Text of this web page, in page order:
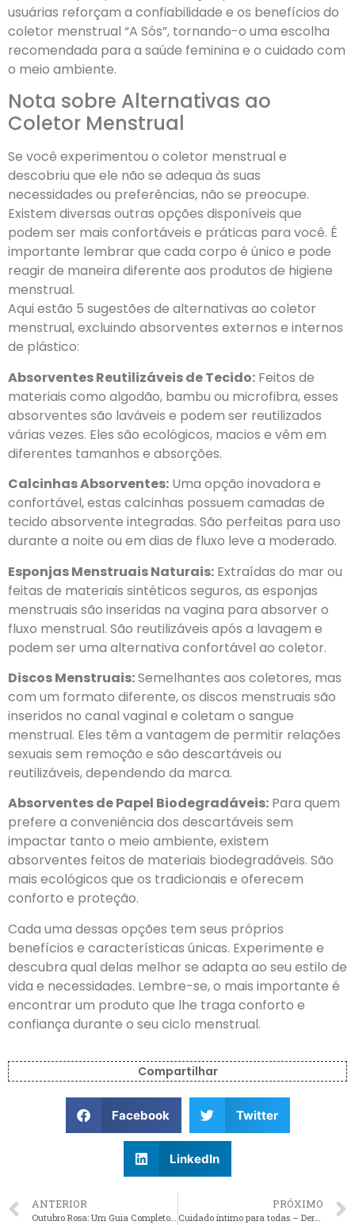
usuárias reforçam a confiabilidade e os benefícios do
coletor menstrual “A Sós”, tornando-o uma escolha
recomendada para a saúde feminina e o cuidado com
o meio ambiente.
Nota sobre Alternativas ao
Coletor Menstrual
Se você experimentou o coletor menstrual e
descobriu que ele não se adequa às suas
necessidades ou preferências, não se preocupe.
Existem diversas outras opções disponíveis que
podem ser mais confortáveis e práticas para você. É
importante lembrar que cada corpo é único e pode
reagir de maneira diferente aos produtos de higiene
menstrual.
Aqui estão 5 sugestões de alternativas ao coletor
menstrual, excluindo absorventes externos e internos
de plástico:
Absorventes Reutilizáveis de Tecido: Feitos de
materiais como algodão, bambu ou microfibra, esses
absorventes são laváveis e podem ser reutilizados
várias vezes. Eles são ecológicos, macios e vêm em
diferentes tamanhos e absorções.
Calcinhas Absorventes: Uma opção inovadora e
confortável, estas calcinhas possuem camadas de
tecido absorvente integradas. São perfeitas para uso
durante a noite ou em dias de fluxo leve a moderado.
Esponjas Menstruais Naturais: Extraídas do mar ou
feitas de materiais sintéticos seguros, as esponjas
menstruais são inseridas na vagina para absorver o
fluxo menstrual. São reutilizáveis após a lavagem e
podem ser uma alternativa confortável ao coletor.
Discos Menstruais:Semelhantes aos coletores, mas
com um formato diferente, os discos menstruais são
inseridos no canal vaginal e coletam o sangue
menstrual. Eles têm a vantagem de permitir relações
sexuais sem remoção e são descartáveis ou
reutilizáveis, dependendo da marca.
Absorventes de Papel Biodegradáveis: Para quem
prefere a conveniência dos descartáveis sem
impactar tanto o meio ambiente, existem
absorventes feitos de materiais biodegradáveis. São
mais ecológicos que os tradicionais e oferecem
conforto e proteção.
Cada uma dessas opções tem seus próprios
benefícios e características únicas. Experimente e
descubra qual delas melhor se adapta ao seu estilo de
vida e necessidades. Lembre-se, o mais importante é
encontrar um produto que lhe traga conforto e
confiança durante o seu ciclo menstrual.
Compartilhar
Facebook Twitter
LinkedIn
ANTERIOR
Outubro Rosa: Um Guia Completo para a Saúde das Mulheres
PRÓXIMO
Cuidado íntimo para todas – DermoSex A sós